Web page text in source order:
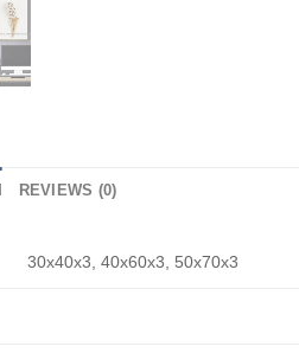
REVIEWS (0)
30x40x3, 40x60x3, 50x70x3